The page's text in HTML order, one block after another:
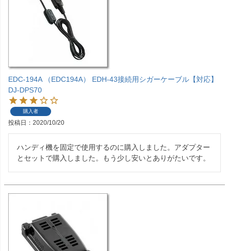
EDC-194A （EDC194A） EDH-43接続用シガーケーブル【対応】
DJ-DPS70
購入者
投稿日 2020/10/20
ハンディ機を固定で使用するのに購入しました。アダプター
とセットで購入しました。もう少し安いとありがたいです。